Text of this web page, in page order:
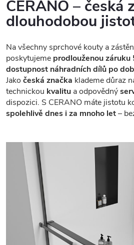
CERANO – česká
dlouhodobou
Na všechny sprchové kouty a
poskytujeme prodlouženou záruku
dostupnost náhradních dílů po
Jako česká značka klademe důraz
technickou kvalitu a odpovědný
dispozici. S CERANO máte jistotu
spolehlivě dnes i za mnoho let–